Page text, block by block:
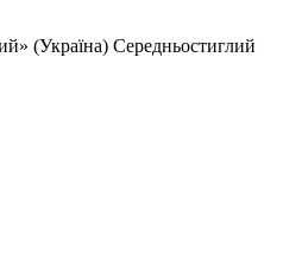
(Україна) Середньостиглий